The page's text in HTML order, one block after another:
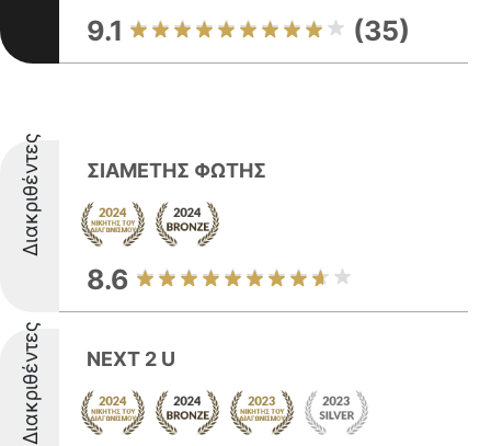
9.1 (35)
Διακριθέντες ΣΙΑΜΕΤΗΣ ΦΩΤΗΣ
8.6
Διακριθέντες NEXT 2 U